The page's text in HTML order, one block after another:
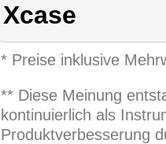
Xcase
* Preise inklusive
** Diese Meinung
kontinuierlich als
Produktverbesserung